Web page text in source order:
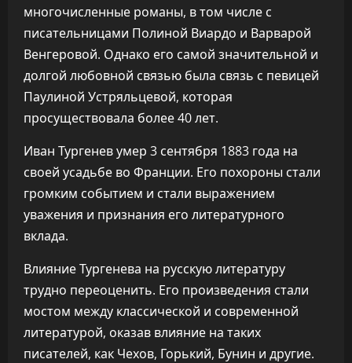
многочисленные романы, в том числе с
писательницами Полиной Виардо и Варварой
Венгеровой. Однако его самой значительной и
долгой любовной связью была связь с певицей
Паулиной Устряльцевой, которая
просуществовала более 40 лет.
Иван Тургенев умер 3 сентября 1883 года на
своей усадьбе во Франции. Его похороны стали
громким событием и стали выражением
уважения и признания его литературного
вклада.
Влияние Тургенева на русскую литературу
трудно переоценить. Его произведения стали
мостом между классической и современной
литературой, оказав влияние на таких
писателей, как Чехов, Горький, Бунин и другие.